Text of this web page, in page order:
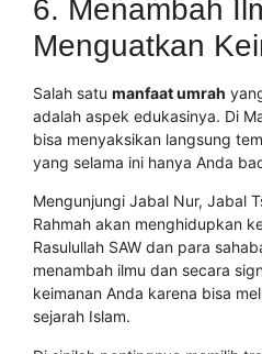
6. Menambah
Menguatkan
Salah satu manfaat umrah
adalah aspek edukasinya. Di
bisa menyaksikan langsung
yang selama ini hanya Anda
Mengunjungi Jabal Nur, Jabal
Rahmah akan menghidupkan
Rasulullah SAW dan para
menambah ilmu dan secara
keimanan Anda karena bisa
sejarah Islam.